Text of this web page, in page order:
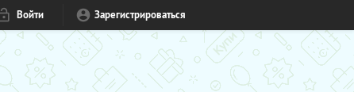
Войти Зарегистрироваться